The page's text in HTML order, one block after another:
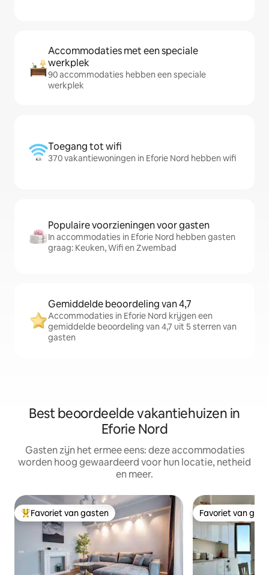
Accommodaties met een speciale
werkplek
90 accommodaties hebben een speciale
werkplek
Toegang tot wifi
370 vakantiewoningen in Eforie Nord hebben wifi
Populaire voorzieningen voor gasten
In accommodaties in Eforie Nord hebben gasten
graag: Keuken, Wifi en Zwembad
Gemiddelde beoordeling van 4,7
Accommodaties in Eforie Nord krijgen een
gemiddelde beoordeling van 4,7 uit 5 sterren van
gasten
Best beoordeelde vakantiehuizen in
Eforie Nord
Gasten zijn het ermee eens: deze accommodaties
worden hoog gewaardeerd voor hun locatie, netheid
en meer.
Topfavoriet van gasten
Favoriet van gasten Favoriet van
Favoriet van